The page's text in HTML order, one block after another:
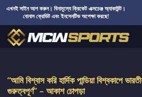
এখনই সাইন আপ করুন। বিনামূল্যে ক্রিকেট এক্সচেঞ্জ অ্যাকাউন্ট।
বোনাস ক্রেডিট এবং ইনসেনটিভ অপেক্ষা করছে!
“আমি বিশ্বাস করি হার্দিক পান্ডিয়া বিশ্বকাপে
গুরুত্বপূর্ণ” – আকাশ চোপড়া